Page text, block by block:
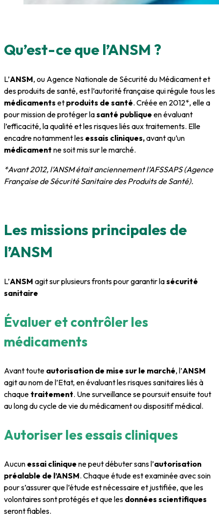
Qu’est-ce que l’ANSM ?
L’ANSM, ou Agence Nationale de Sécurité du Médicament et
des produits de santé, est l’autorité française qui régule tous les
médicaments et produits de santé. Créée en 2012*, elle a
pour mission de protéger lasanté publique en évaluant
l’efficacité, la qualité et les risques liés aux traitements. Elle
encadre notamment les essais cliniques,avant qu’un
médicament ne soit mis sur le marché.
*Avant 2012, l’ANSM était anciennement l’AFSSAPS (Agence
Française de Sécurité Sanitaire des Produits de Santé).
Les missions principales de
l’ANSM
L’ANSM agit sur plusieurs fronts pour garantir lasécurité
sanitaire
Évaluer et contrôler les
médicaments
Avant toute autorisation de mise sur le marché, l’ANSM
agit au nom de l’Etat, en évaluant les risques sanitaires liés à
chaque traitement. Une surveillance se poursuit ensuite tout
au long du cycle de vie du médicament ou dispositif médical.
Autoriser les essais cliniques
Aucun essai clinique ne peut débuter sans l’autorisation
préalable de l’ANSM. Chaque étude est examinée avec soin
pour s’assurer que l’étude est nécessaire et justifiée, que les
volontaires sont protégés et que les données scientifiques
seront fiables.